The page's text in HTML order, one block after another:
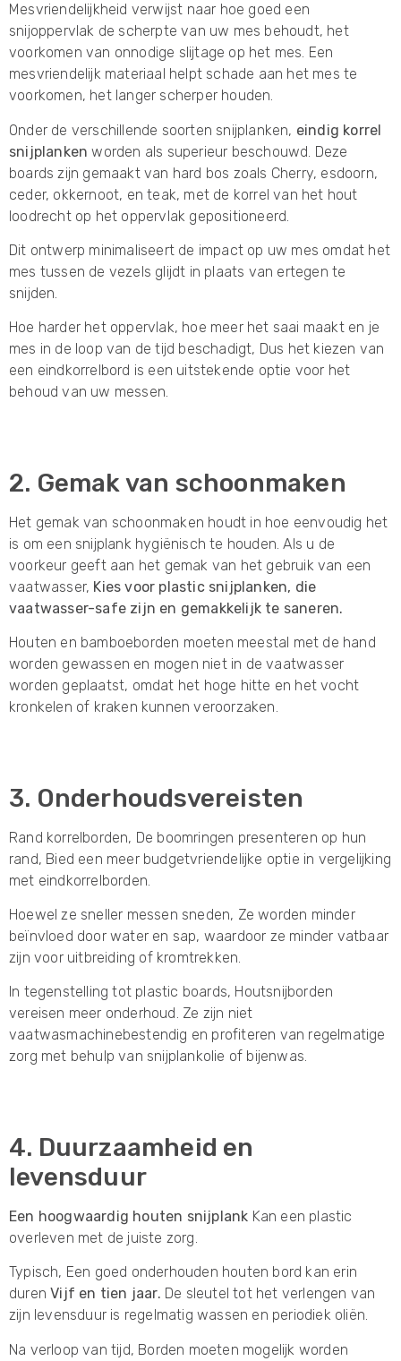
Mesvriendelijkheid verwijst naar hoe goed een
snijoppervlak de scherpte van uw mes behoudt, het
voorkomen van onnodige slijtage op het mes. Een
mesvriendelijk materiaal helpt schade aan het mes te
voorkomen, het langer scherper houden.
Onder de verschillende soorten snijplanken, eindig korrel
snijplanken worden als superieur beschouwd. Deze
boards zijn gemaakt van hard bos zoals Cherry, esdoorn,
ceder, okkernoot, en teak, met de korrel van het hout
loodrecht op het oppervlak gepositioneerd.
Dit ontwerp minimaliseert de impact op uw mes omdat het
mes tussen de vezels glijdt in plaats van ertegen te
snijden.
Hoe harder het oppervlak, hoe meer het saai maakt en je
mes in de loop van de tijd beschadigt, Dus het kiezen van
een eindkorrelbord is een uitstekende optie voor het
behoud van uw messen.
2. Gemak van schoonmaken
Het gemak van schoonmaken houdt in hoe eenvoudig het
is om een ​​snijplank hygiënisch te houden. Als u de
voorkeur geeft aan het gemak van het gebruik van een
vaatwasser, Kies voor plastic snijplanken, die
vaatwasser-safe zijn en gemakkelijk te saneren.
Houten en bamboeborden moeten meestal met de hand
worden gewassen en mogen niet in de vaatwasser
worden geplaatst, omdat het hoge hitte en het vocht
kronkelen of kraken kunnen veroorzaken.
3. Onderhoudsvereisten
Rand korrelborden, De boomringen presenteren op hun
rand, Bied een meer budgetvriendelijke optie in vergelijking
met eindkorrelborden.
Hoewel ze sneller messen sneden, Ze worden minder
beïnvloed door water en sap, waardoor ze minder vatbaar
zijn voor uitbreiding of kromtrekken.
In tegenstelling tot plastic boards, Houtsnijborden
vereisen meer onderhoud. Ze zijn niet
vaatwasmachinebestendig en profiteren van regelmatige
zorg met behulp van snijplankolie of bijenwas.
4. Duurzaamheid en
levensduur
Een hoogwaardig houten snijplank Kan een plastic
overleven met de juiste zorg.
Typisch, Een goed onderhouden houten bord kan erin
duren Vijf en tien jaar. De sleutel tot het verlengen van
zijn levensduur is regelmatig wassen en periodiek oliën.
Na verloop van tijd, Borden moeten mogelijk worden